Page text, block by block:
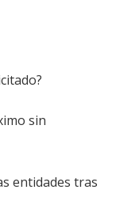
sin
entidades tras